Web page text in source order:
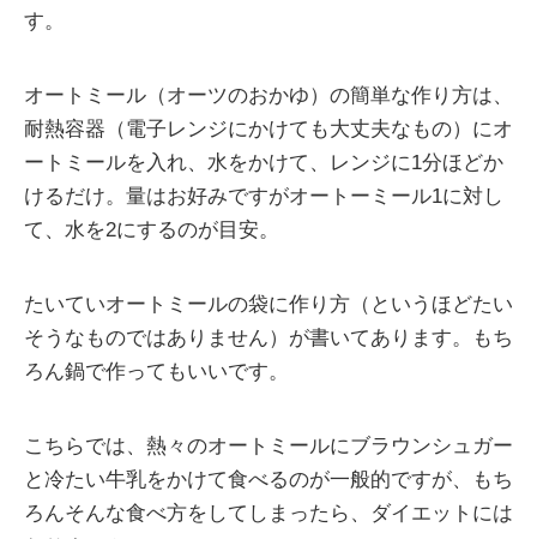
す。
オートミール（オーツのおかゆ）の簡単な作り方は、
耐熱容器（電子レンジにかけても大丈夫なもの）にオ
ートミールを入れ、水をかけて、レンジに1分ほどか
けるだけ。量はお好みですがオートーミール1に対し
て、水を2にするのが目安。
たいていオートミールの袋に作り方（というほどたい
そうなものではありません）が書いてあります。もち
ろん鍋で作ってもいいです。
こちらでは、熱々のオートミールにブラウンシュガー
と冷たい牛乳をかけて食べるのが一般的ですが、もち
ろんそんな食べ方をしてしまったら、ダイエットには